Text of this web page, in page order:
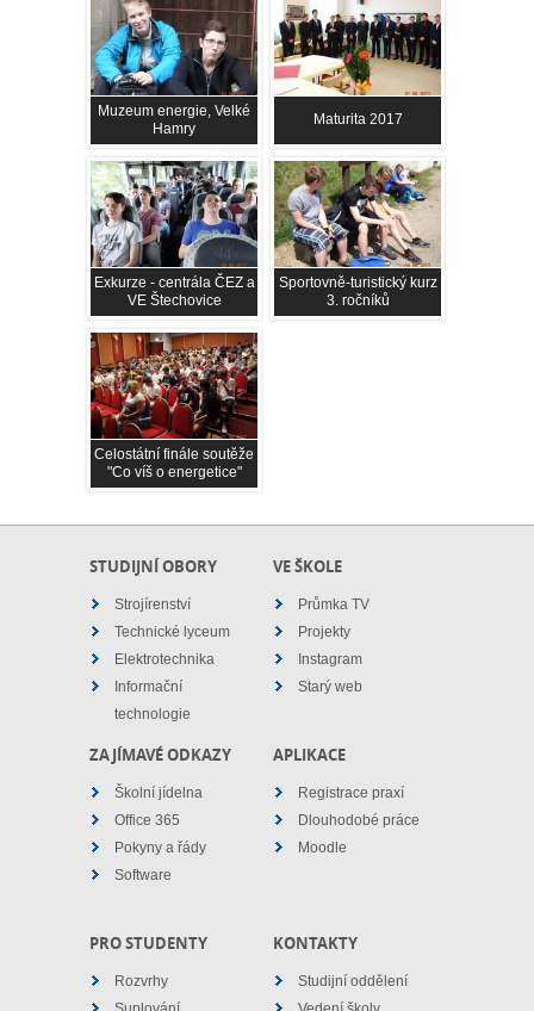
Muzeum energie, Velké
Hamry
Maturita 2017
Exkurze - centrála ČEZ a
VE Štechovice
Sportovně-turistický kurz
3. ročníků
Celostátní finále soutěže
"Co víš o energetice"
STUDIJNÍ OBORY
Strojírenství
Technické lyceum
Elektrotechnika
Informační
technologie
VE ŠKOLE
Průmka TV
Projekty
Instagram
Starý web
ZAJÍMAVÉ ODKAZY
Školní jídelna
Office 365
Pokyny a řády
Software
APLIKACE
Registrace praxí
Dlouhodobé práce
Moodle
PRO STUDENTY
Rozvrhy
KONTAKTY
Studijní oddělení